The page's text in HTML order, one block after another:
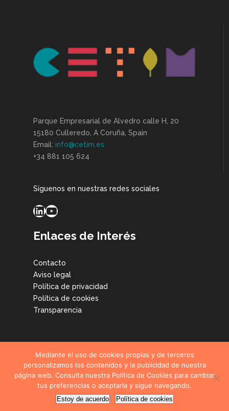
Parque Empresarial de Alvedro calle H, 20
15180 Culleredo, A Coruña, Spain
Email: info@cetim.es
+34 881 105 624
Síguenos en nuestras redes sociales
LinkedIn
YouTube
Enlaces de Interés
Contacto
Aviso legal
Política de privacidad
Política de cookies
Transparencia
© CETIM Centro Tecnológico, todos los derechos reservados.
2026
Mediante el uso de cookies propias y de terceros
personalizamos los contenidos y la publicidad de nuestra
página web. Consulta nuestra Política de Cookies para cambiar
tus preferencias o aceptarla y sigue navegando.
Estoy de acuerdo Política de cookies